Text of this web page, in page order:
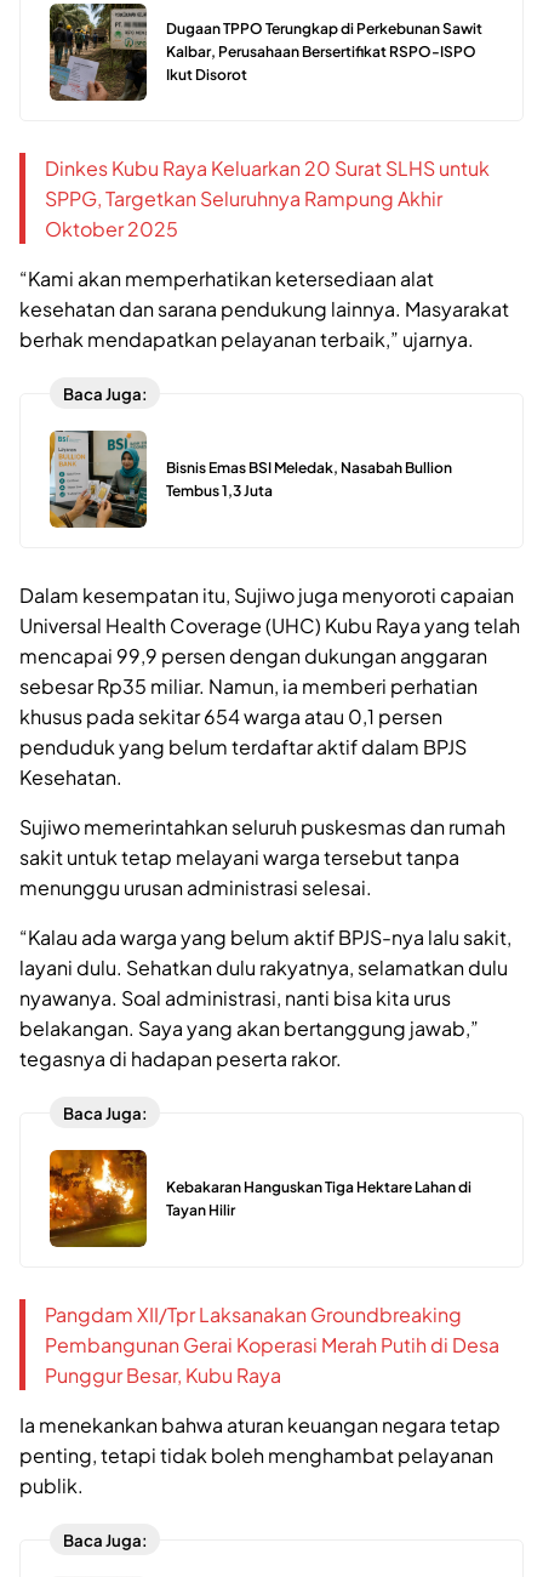
Dugaan TPPO Terungkap di Perkebunan Sawit
Kalbar, Perusahaan Bersertifikat RSPO-ISPO
Ikut Disorot
Dinkes Kubu Raya Keluarkan 20 Surat SLHS untuk
SPPG, Targetkan Seluruhnya Rampung Akhir
Oktober 2025
“Kami akan memperhatikan ketersediaan alat
kesehatan dan sarana pendukung lainnya. Masyarakat
berhak mendapatkan pelayanan terbaik,” ujarnya.
Baca Juga:
Bisnis Emas BSI Meledak, Nasabah Bullion
Tembus 1,3 Juta
Dalam kesempatan itu, Sujiwo juga menyoroti capaian
Universal Health Coverage (UHC) Kubu Raya yang telah
mencapai 99,9 persen dengan dukungan anggaran
sebesar Rp35 miliar. Namun, ia memberi perhatian
khusus pada sekitar 654 warga atau 0,1 persen
penduduk yang belum terdaftar aktif dalam BPJS
Kesehatan.
Sujiwo memerintahkan seluruh puskesmas dan rumah
sakit untuk tetap melayani warga tersebut tanpa
menunggu urusan administrasi selesai.
“Kalau ada warga yang belum aktif BPJS-nya lalu sakit,
layani dulu. Sehatkan dulu rakyatnya, selamatkan dulu
nyawanya. Soal administrasi, nanti bisa kita urus
belakangan. Saya yang akan bertanggung jawab,”
tegasnya di hadapan peserta rakor.
Baca Juga:
Kebakaran Hanguskan Tiga Hektare Lahan di
Tayan Hilir
Pangdam XII/Tpr Laksanakan Groundbreaking
Pembangunan Gerai Koperasi Merah Putih di Desa
Punggur Besar, Kubu Raya
Ia menekankan bahwa aturan keuangan negara tetap
penting, tetapi tidak boleh menghambat pelayanan
publik.
Baca Juga: